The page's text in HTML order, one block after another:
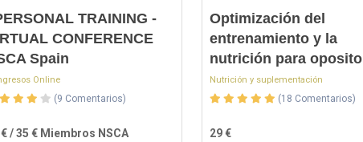
TRAINING -
CONFERENCE
Spain
Online
(9 Comentarios)
€ / 35 € Miembros NSCA
Optimización del
entrenamiento y la
nutrición para
Nutrición y suplementación
(18 Comentarios)
29 €